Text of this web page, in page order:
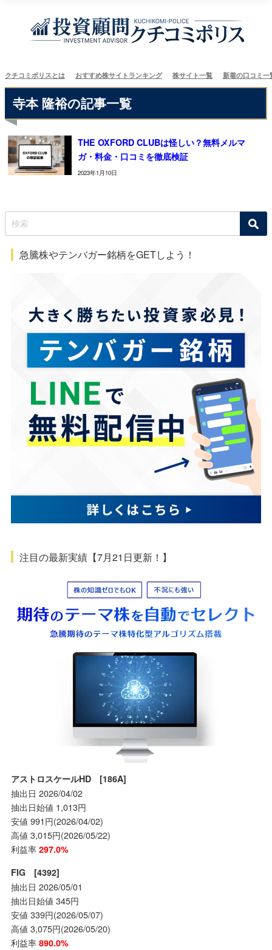
クチコミポリスとは おすすめ株サイトランキング 株サイト一覧 新着の口コミ一
寺本 隆裕の記事一覧
THE OXFORD CLUBは怪しい？無料メルマ
ガ・料金・口コミを徹底検証
2023年1月10日
急騰株やテンバガー銘柄をGETしよう！
注目の最新実績【7月21日更新！】
アストロスケールHD [186A]
抽出日 2026/04/02
抽出日始値 1,013円
安値 991円(2026/04/02)
高値 3,015円(2026/05/22)
利益率 297.0%
FIG [4392]
抽出日 2026/05/01
抽出日始値 345円
安値 339円(2026/05/07)
高値 3,075円(2026/05/20)
利益率 890.0%